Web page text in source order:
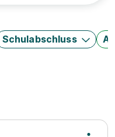
Schulabschluss